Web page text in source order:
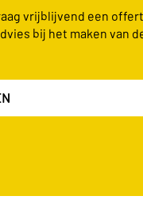
vrijblijvend een
bij het maken van